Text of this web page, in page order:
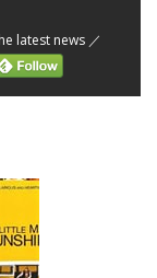
latest news ／